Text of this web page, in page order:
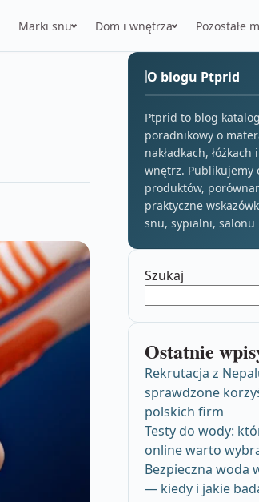
Marki snu Dom i wnętrza Pozostałe
O blogu Ptprid
Ptprid to blog
poradnikowy o
nakładkach,
wnętrz. Publikujemy
produktów,
praktyczne
snu, sypialni, salonu
Szukaj
Ostatnie
Rekrutacja z
sprawdzone
polskich firm
Testy do wody:
online warto
Bezpieczna woda
— kiedy i jakie